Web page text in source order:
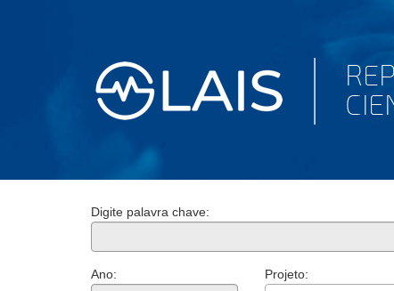
Digite palavra chave:
Ano:
Projeto: